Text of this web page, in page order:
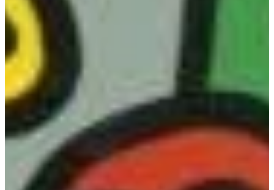
Colecionáveis
E-Books
Eventos
Podcast